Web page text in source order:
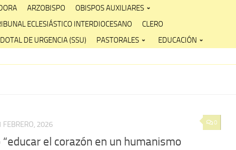
ARZOBISPO
OBISPOS AUXILIARES
ECLESIÁSTICO INTERDIOCESANO
CLERO
DE URGENCIA (SSU) PASTORALES EDUCACIÓN
0
FEBRERO, 2026
el corazón en un humanismo